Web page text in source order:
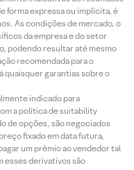
forma expressa ou implícita, é
As condições de mercado, o
da empresa e do setor
podendo resultar até mesmo
recomendada para o
quaisquer garantias sobre o
indicado para
a política de suitability
de opções, são negociados
fixado em data futura,
um prêmio ao vendedor tal
esses derivativos são